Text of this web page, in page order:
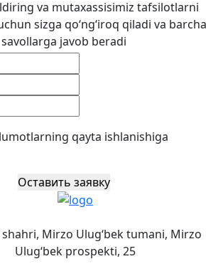
va mutaxassisimiz tafsilotlarni
sizga qo‘ng‘iroq qiladi va barcha
savollarga javob beradi
qayta ishlanishiga
Оставить заявку
Mirzo Ulug‘bek tumani, Mirzo
Ulug‘bek prospekti, 25